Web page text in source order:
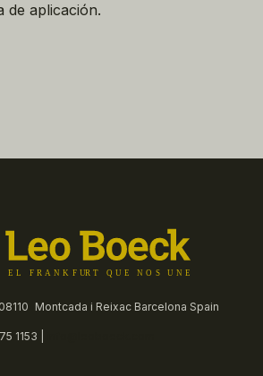
de aplicación.
Montcada i Reixac Barcelona Spain
1153 |